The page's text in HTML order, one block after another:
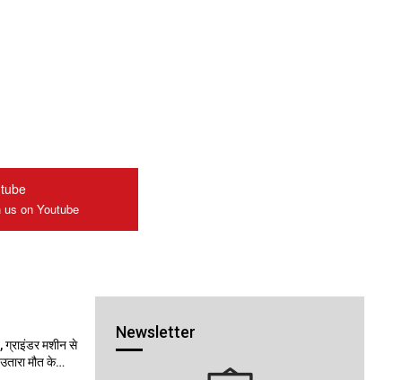
us on Youtube
ग्राइंडर मशीन से
मौत के…
Newsletter